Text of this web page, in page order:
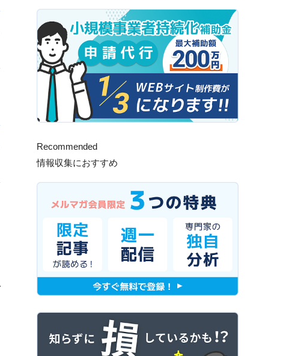
Recommended
情報収集におすすめ